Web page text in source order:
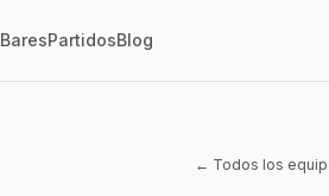
BaresPartidosBlog
← Todos los